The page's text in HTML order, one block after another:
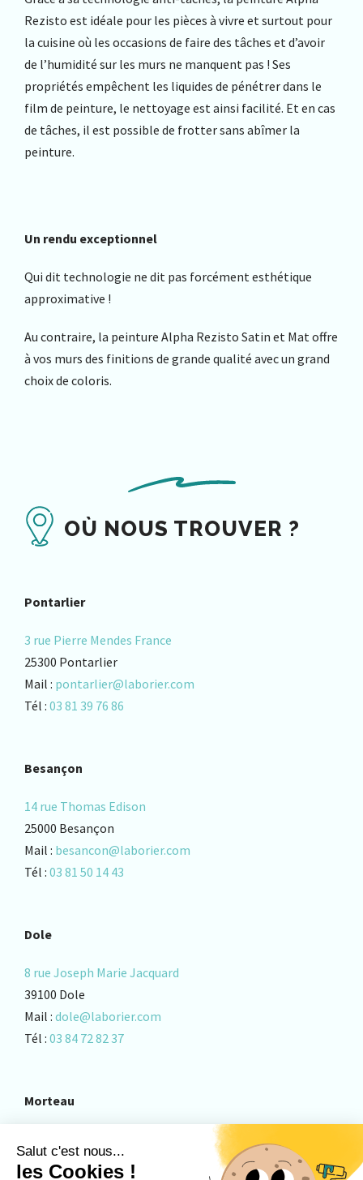
Rezisto est idéale pour les pièces à vivre et surtout pour
la cuisine où les occasions de faire des tâches et d’avoir
de l’humidité sur les murs ne manquent pas ! Ses
propriétés empêchent les liquides de pénétrer dans le
film de peinture, le nettoyage est ainsi facilité. Et en cas
de tâches, il est possible de frotter sans abîmer la
peinture.
Un rendu exceptionnel
Qui dit technologie ne dit pas forcément esthétique
approximative !
Au contraire, la peinture Alpha Rezisto Satin et Mat offre
à vos murs des finitions de grande qualité avec un grand
choix de coloris.
OÙ NOUS TROUVER ?
Pontarlier
3 rue Pierre Mendes France
25300 Pontarlier
Mail : pontarlier@laborier.com
Tél : 03 81 39 76 86
Besançon
14 rue Thomas Edison
25000 Besançon
Mail : besancon@laborier.com
Tél : 03 81 50 14 43
Dole
8 rue Joseph Marie Jacquard
39100 Dole
Mail : dole@laborier.com
Tél : 03 84 72 82 37
Morteau
13 rue Fontaine L’Epine – ZA Les Charrières
25500 Morteau